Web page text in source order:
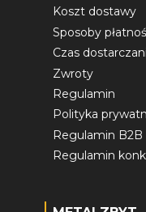
Koszt dostawy
Sposoby
Czas
Zwroty
Regulamin
Polityka
Regulamin B2B
Regulamin